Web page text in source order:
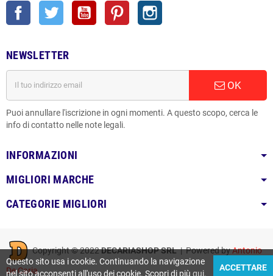
Facebook Twitter YouTube Pinterest
NEWSLETTER
OK
Puoi annullare l'iscrizione in ogni momenti. A questo scopo, cerca le
info di contatto nelle note legali.
INFORMAZIONI
MIGLIORI MARCHE
CATEGORIE MIGLIORI
Copyright © 2022DECARIASHOP SRL| Powered byAntonio
De Caria
Questo sito usa i cookie. Continuando la navigazione
nel sito acconsenti all'uso dei cookie. Scopri di più qui.
ACCETTARE